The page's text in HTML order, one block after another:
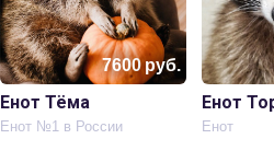
7600руб.
Енот Тёма
Енот №1 в России
Енот
Енот